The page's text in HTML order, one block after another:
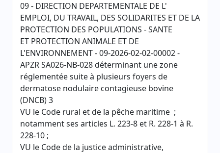
09 - DIRECTION DEPARTEMENTALE DE L'
EMPLOI, DU TRAVAIL, DES SOLIDARITES ET DE LA
PROTECTION DES POPULATIONS - SANTE
ET PROTECTION ANIMALE ET DE
L'ENVIRONNEMENT - 09-2026-02-02-00002 -
APZR SA026-NB-028 déterminant une zone
réglementée suite à plusieurs foyers de
dermatose nodulaire contagieuse bovine
(DNCB) 3
VU le Code rural et de la pêche maritime ;
notamment ses articles L. 223-8 et R. 228-1 à R.
228-10 ;
VU le Code de la justice administrative,